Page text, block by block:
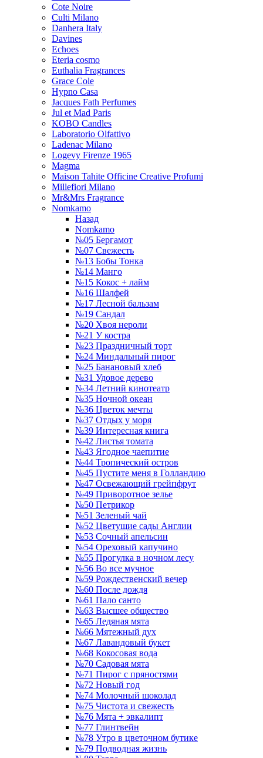
Cote Noire
Culti Milano
Danhera Italy
Davines
Echoes
Eteria cosmo
Euthalia Fragrances
Grace Cole
Hypno Casa
Jacques Fath Perfumes
Jul et Mad Paris
KOBO Candles
Laboratorio Olfattivo
Ladenac Milano
Logevy Firenze 1965
Magma
Maison Tahite Officine Creative Profumi
Millefiori Milano
Mr&Mrs Fragrance
Nomkamo
Назад
Nomkamo
№05 Бергамот
№07 Свежесть
№13 Бобы Тонка
№14 Манго
№15 Кокос + лайм
№16 Шалфей
№17 Лесной бальзам
№19 Сандал
№20 Хвоя нероли
№21 У костра
№23 Праздничный торт
№24 Миндальный пирог
№25 Банановый хлеб
№31 Удовое дерево
№34 Летний кинотеатр
№35 Ночной океан
№36 Цветок мечты
№37 Отдых у моря
№39 Интересная книга
№42 Листья томата
№43 Ягодное чаепитие
№44 Тропический остров
№45 Пустите меня в Голландию
№47 Освежающий грейпфрут
№49 Приворотное зелье
№50 Петрикор
№51 Зеленый чай
№52 Цветущие сады Англии
№53 Сочный апельсин
№54 Ореховый капучино
№55 Прогулка в ночном лесу
№56 Во все мучное
№59 Рождественский вечер
№60 После дождя
№61 Пало санто
№63 Высшее общество
№65 Ледяная мята
№66 Мятежный дух
№67 Лавандовый букет
№68 Кокосовая вода
№70 Садовая мята
№71 Пирог с пряностями
№72 Новый год
№74 Молочный шоколад
№75 Чистота и свежесть
№76 Мята + эвкалипт
№77 Глинтвейн
№78 Утро в цветочном бутике
№79 Подводная жизнь